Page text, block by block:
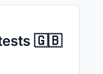
tests 🇬🇧